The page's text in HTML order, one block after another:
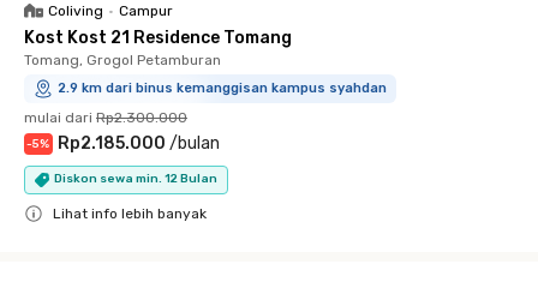
Coliving • Campur
Kost Kost 21 Residence Tomang
Tomang, Grogol Petamburan
2.9 km dari binus kemanggisan kampus syahdan
mulai dari Rp2.300.000
-5% Rp2.185.000 /bulan
Diskon sewa min. 12 Bulan
Lihat info lebih banyak